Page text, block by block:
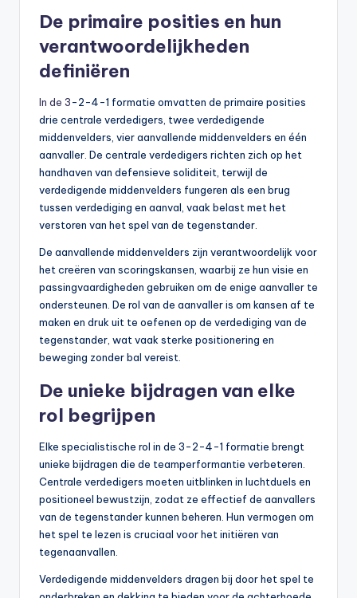
De primaire posities en hun
verantwoordelijkheden
definiëren
In de 3-2-4-1 formatie omvatten de primaire posities
drie centrale verdedigers, twee verdedigende
middenvelders, vier aanvallende middenvelders en één
aanvaller. De centrale verdedigers richten zich op het
handhaven van defensieve soliditeit, terwijl de
verdedigende middenvelders fungeren als een brug
tussen verdediging en aanval, vaak belast met het
verstoren van het spel van de tegenstander.
De aanvallende middenvelders zijn verantwoordelijk voor
het creëren van scoringskansen, waarbij ze hun visie en
passingvaardigheden gebruiken om de enige aanvaller te
ondersteunen. De rol van de aanvaller is om kansen af te
maken en druk uit te oefenen op de verdediging van de
tegenstander, wat vaak sterke positionering en
beweging zonder bal vereist.
De unieke bijdragen van elke
rol begrijpen
Elke specialistische rol in de 3-2-4-1 formatie brengt
unieke bijdragen die de teamperformantie verbeteren.
Centrale verdedigers moeten uitblinken in luchtduels en
positioneel bewustzijn, zodat ze effectief de aanvallers
van de tegenstander kunnen beheren. Hun vermogen om
het spel te lezen is cruciaal voor het initiëren van
tegenaanvallen.
Verdedigende middenvelders dragen bij door het spel te